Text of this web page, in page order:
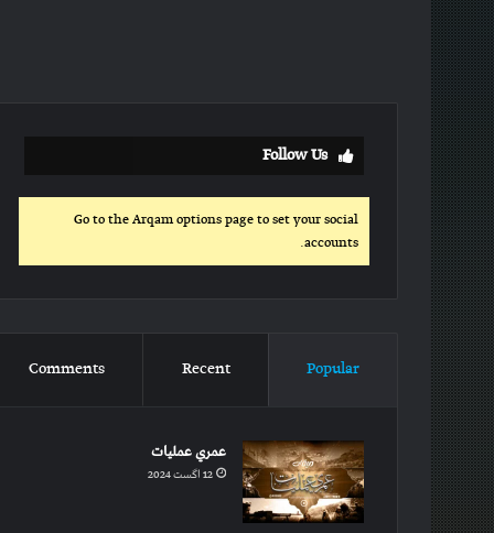
Follow Us
Go to the Arqam options page to set your social
accounts.
Popular
Recent
Comments
عمري عملیات
12 اگست 2024